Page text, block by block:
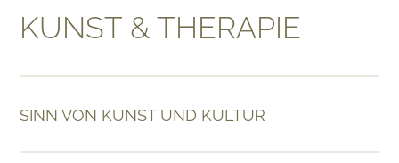
KUNST & THERAPIE
SINN VON KUNST UND KULTUR